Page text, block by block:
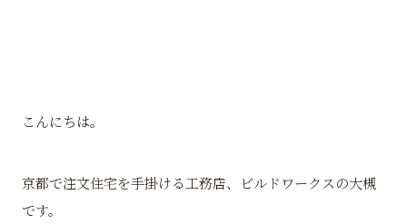
こんにちは。
京都で注文住宅を手掛ける工務店、ビルドワークスの大槻
です。